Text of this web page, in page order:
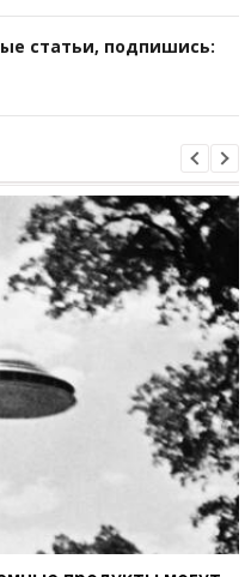
статьи, подпишись: